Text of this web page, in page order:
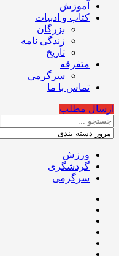
آموزش
کتاب و ادبیات
بزرگان
زندگی نامه
تاریخ
متفرقه
سرگرمی
تماس با ما
ارسال مطلب
ورزش
گردشگری
سرگرمی